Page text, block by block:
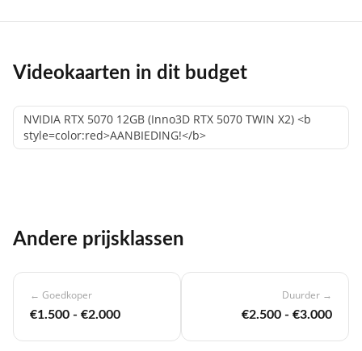
Videokaarten in dit budget
NVIDIA RTX 5070 12GB (Inno3D RTX 5070 TWIN X2) <b
style=color:red>AANBIEDING!</b>
Andere prijsklassen
← Goedkoper
€1.500 - €2.000
Duurder →
€2.500 - €3.000